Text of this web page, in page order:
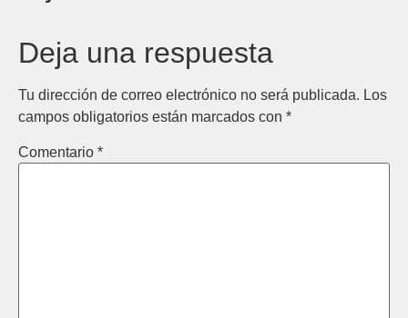
Deja una respuesta
Tu dirección de correo electrónico no será publicada. Los
campos obligatorios están marcados con *
Comentario *